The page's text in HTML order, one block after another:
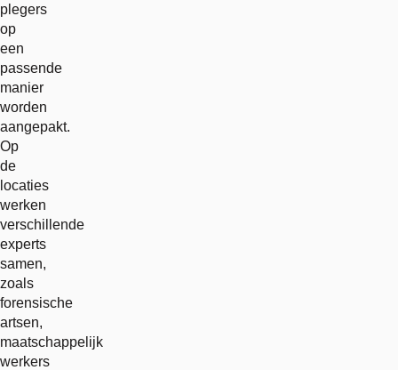
plegers
op
een
passende
manier
worden
aangepakt.
Op
de
locaties
werken
verschillende
experts
samen,
zoals
forensische
artsen,
maatschappelijk
werkers